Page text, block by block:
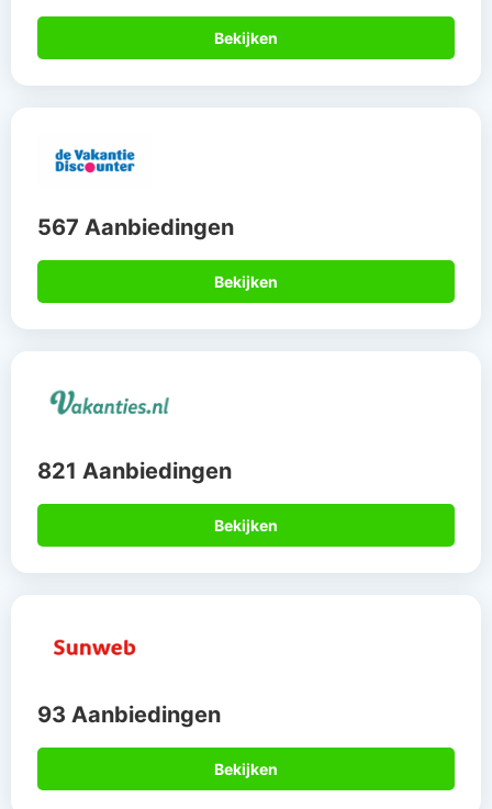
Bekijken
567 Aanbiedingen
Bekijken
821 Aanbiedingen
Bekijken
93 Aanbiedingen
Bekijken